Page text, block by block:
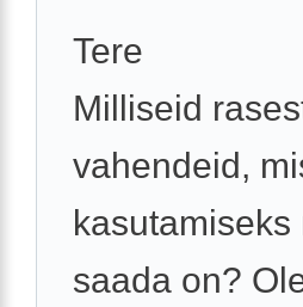
Tere
Milliseid
vahendeid,
saada on?